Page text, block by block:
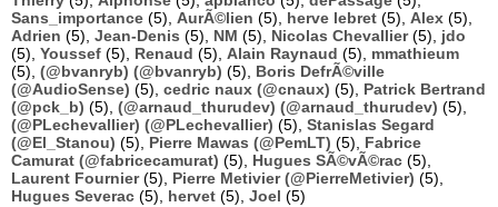
Sans_importance (5), AurÃ©lien (5), herve lebret (5), Alex (5),
Adrien (5), Jean-Denis (5), NM (5), Nicolas Chevallier(5), jdo
(5), Youssef (5), Renaud (5), Alain Raynaud (5), mmathieum
(5), (@bvanryb) (@bvanryb) (5), Boris DefrÃ©ville
(@AudioSense) (5), cedric naux (@cnaux) (5), Patrick Bertrand
(@pck_b) (5), (@arnaud_thurudev) (@arnaud_thurudev) (5),
(@PLechevallier) (@PLechevallier) (5), Stanislas Segard
(@El_Stanou) (5), Pierre Mawas (@PemLT) (5), Fabrice
Camurat (@fabricecamurat) (5), Hugues SÃ©vÃ©rac (5),
Laurent Fournier(5), Pierre Metivier (@PierreMetivier) (5),
Hugues Severac (5), hervet (5), Joel (5)